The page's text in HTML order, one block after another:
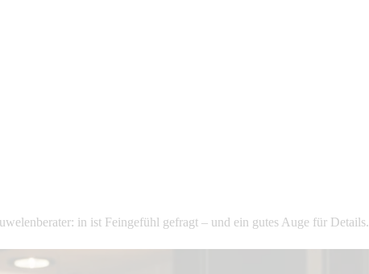
in ist Feingefühl gefragt – und ein gutes Auge für Details.